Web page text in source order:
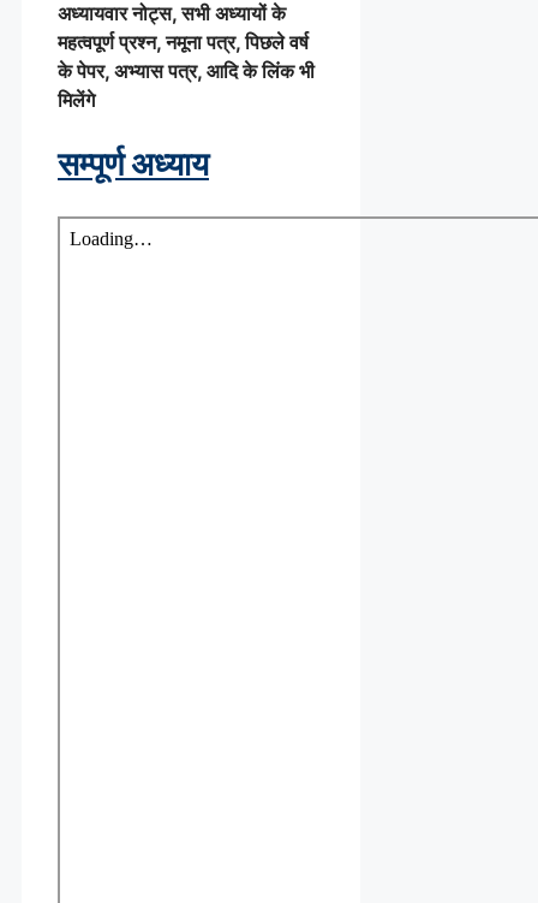
अध्यायवार नोट्स, सभी अध्यायों के
महत्वपूर्ण प्रश्न, नमूना पत्र, पिछले वर्ष
के पेपर, अभ्यास पत्र, आदि के लिंक भी
मिलेंगे
सम्पूर्ण अध्याय